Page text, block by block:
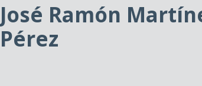
José Ramón
Pérez